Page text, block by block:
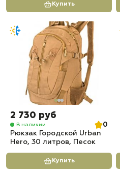
Купить
2 730 руб
В наличии
0
Рюкзак Городской Urban
Hero, 30 литров, Песок
Купить